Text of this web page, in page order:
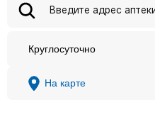
Круглосуточно
На карте